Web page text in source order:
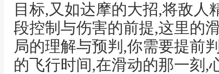
目标,又如达摩的大招,将敌人
段控制与伤害的前提,这里的
局的理解与预判,你需要提前
的飞行时间,在滑动的那一刻,